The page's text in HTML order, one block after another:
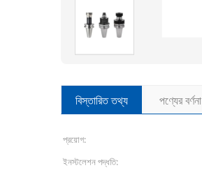
বিস্তারিত তথ্য পণ্যের বর্ণনা
প্রয়োগ:
ইনস্টলেশন পদ্ধতি: